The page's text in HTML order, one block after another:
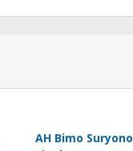
AH Bimo Suryono